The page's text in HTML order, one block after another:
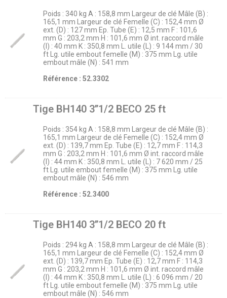
Poids : 340 kg A : 158,8 mm Largeur de clé Mâle (B) :
165,1 mm Largeur de clé Femelle (C) : 152,4 mm Ø
ext. (D) : 127 mm Ep. Tube (E) : 12,5 mm F : 101,6
mm G : 203,2 mm H : 101,6 mm Ø int. raccord mâle
(I) : 40 mm K : 350,8 mm L. utile (L) : 9 144 mm / 30
ft Lg. utile embout femelle (M) : 375 mm Lg. utile
embout mâle (N) : 541 mm
Référence : 52.3302
Tige BH140 3’’1/2 BECO 25 ft
Poids : 354 kg A : 158,8 mm Largeur de clé Mâle (B) :
165,1 mm Largeur de clé Femelle (C) : 152,4 mm Ø
ext. (D) : 139,7 mm Ep. Tube (E) : 12,7 mm F : 114,3
mm G : 203,2 mm H : 101,6 mm Ø int. raccord mâle
(I) : 44 mm K : 350,8 mm L. utile (L) : 7 620 mm / 25
ft Lg. utile embout femelle (M) : 375 mm Lg. utile
embout mâle (N) : 546 mm
Référence : 52.3400
Tige BH140 3’’1/2 BECO 20 ft
Poids : 294 kg A : 158,8 mm Largeur de clé Mâle (B) :
165,1 mm Largeur de clé Femelle (C) : 152,4 mm Ø
ext. (D) : 139,7 mm Ep. Tube (E) : 12,7 mm F : 114,3
mm G : 203,2 mm H : 101,6 mm Ø int. raccord mâle
(I) : 44 mm K : 350,8 mm L. utile (L) : 6 096 mm / 20
ft Lg. utile embout femelle (M) : 375 mm Lg. utile
embout mâle (N) : 546 mm